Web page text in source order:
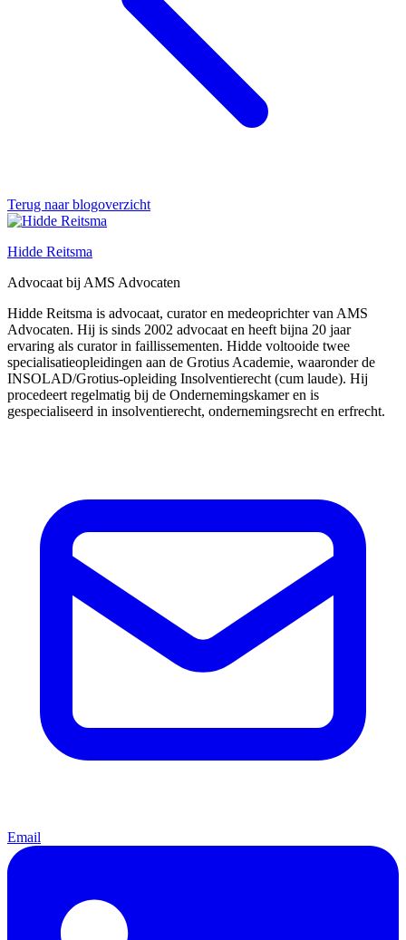
Terug naar blogoverzicht
Hidde Reitsma
Advocaat bij AMS Advocaten
Hidde Reitsma is advocaat, curator en medeoprichter van AMS
Advocaten. Hij is sinds 2002 advocaat en heeft bijna 20 jaar
ervaring als curator in faillissementen. Hidde voltooide twee
specialisatieopleidingen aan de Grotius Academie, waaronder de
INSOLAD/Grotius-opleiding Insolventierecht (cum laude). Hij
procedeert regelmatig bij de Ondernemingskamer en is
gespecialiseerd in insolventierecht, ondernemingsrecht en erfrecht.
Email